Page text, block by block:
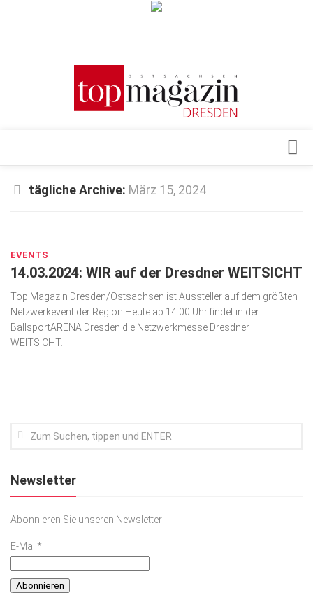
Verkaufsstellen
Top Gesundheitsforum Dresden / Ostsachsen
Geschäft
gesund & schön
Gesellschaft
Kunst & Kultur
Top Branchen
tägliche Archive: März 15, 2024
EVENTS
14.03.2024: WIR auf der Dresdner WEITSICHT
Top Magazin Dresden/Ostsachsen ist Aussteller auf dem größten
Netzwerkevent der Region Heute ab 14:00 Uhr findet in der
BallsportARENA Dresden die Netzwerkmesse Dresdner
WEITSICHT...
Newsletter
Abonnieren Sie unseren Newsletter
E-Mail*